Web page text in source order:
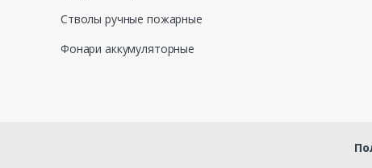
Стволы ручные пожарные
Фонари аккумуляторные